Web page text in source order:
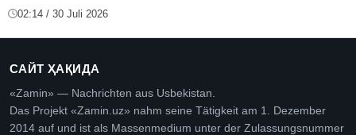
02:14 / 30 Juli 2026
САЙТ ҲАҚИДА
«Zamin» — Nachrichten aus Usbekistan.
Das Projekt «Zamin.uz» nahm seine Tätigkeit am 1. Dezember
2014 auf und ist als Massenmedium unter der Zulassungsnummer